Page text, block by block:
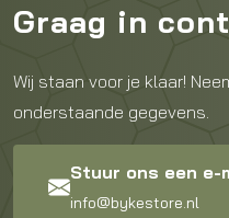
Graag in
Wij staan voor je klaar!
onderstaande gegevens.
Stuur ons een e-
info@bykestore.nl